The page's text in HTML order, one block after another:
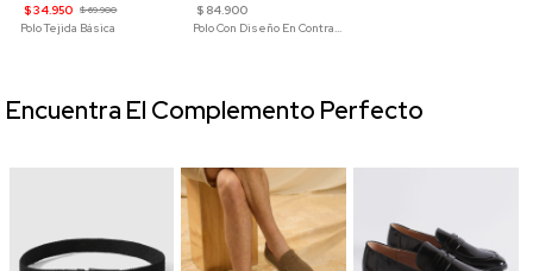
$ 34.950 $ 69.900
Polo Tejida Básica
$ 84.900
Polo Con Diseño En Contraste
Encuentra El Complemento Perfecto